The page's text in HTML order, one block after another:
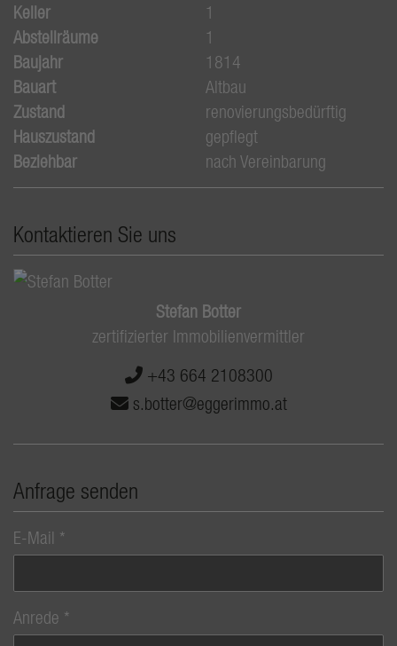
Keller
1
Abstellräume
1
Baujahr
1814
Bauart
Altbau
Zustand
renovierungsbedürftig
Hauszustand
gepflegt
Beziehbar
nach Vereinbarung
Kontaktieren Sie uns
Stefan Botter
zertifizierter Immobilienvermittler
+43 664 2108300
s.botter@eggerimmo.at
Anfrage senden
E-Mail
Anrede